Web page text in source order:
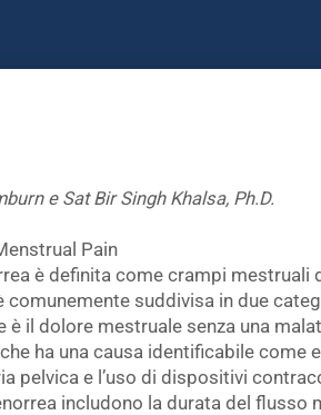
e Sat Bir Singh Khalsa, Ph.D.
è definita come crampi mestruali
comunemente suddivisa in due
è il dolore mestruale senza una
ha una causa identificabile come
pelvica e l’uso di dispositivi
includono la durata del flusso